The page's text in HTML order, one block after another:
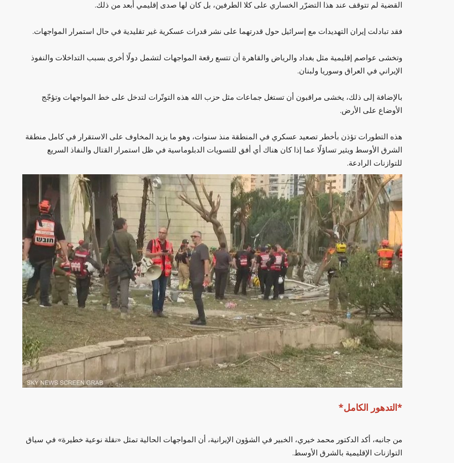
القضية لم تتوقف عند هذا التضرّر الخساري على كلا الطرفين، بل كان لها صدى إقليمي أبعد من ذلك.
فقد تبادلت إيران التهديدات مع إسرائيل حول قدرتهما على نشر قدرات عسكرية غير تقليدية في حال استمرار المواجهات.
وتخشى عواصم إقليمية مثل بغداد والرياض والقاهرة أن تتسع رقعة المواجهات لتشمل دولًا أخرى بسبب التداخلات والنفوذ
الإيراني في العراق وسوريا ولبنان.
بالإضافة إلى ذلك، يخشى مراقبون أن تستغل جماعات مثل حزب الله هذه التوتّرات لتدخل على خط المواجهات وتؤجّج
الأوضاع على الأرض.
هذه التطورات تؤذن بأخطر تصعيد عسكري في المنطقة منذ سنوات، وهو ما يزيد المخاوف على الاستقرار في كامل منطقة
الشرق الأوسط ويثير تساؤلًا عما إذا كان هناك أي أفق للتسويات الدبلوماسية في ظل استمرار القتال والنفاذ السريع
للتوازنات الرادعة.
*التدهور الكامل*
من جانبه، أكد الدكتور محمد خيري، الخبير في الشؤون الإيرانية، أن المواجهات الحالية تمثل «نقلة نوعية خطيرة» في سياق
التوازنات الإقليمية بالشرق الأوسط.